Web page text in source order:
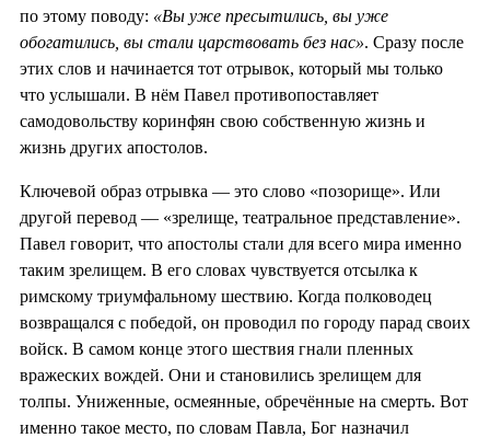
по этому поводу: «Вы уже пресытились, вы уже
обогатились, вы стали царствовать без нас». Сразу после
этих слов и начинается тот отрывок, который мы только
что услышали. В нём Павел противопоставляет
самодовольству коринфян свою собственную жизнь и
жизнь других апостолов.
Ключевой образ отрывка — это слово «позорище». Или
другой перевод — «зрелище, театральное представление».
Павел говорит, что апостолы стали для всего мира именно
таким зрелищем. В его словах чувствуется отсылка к
римскому триумфальному шествию. Когда полководец
возвращался с победой, он проводил по городу парад своих
войск. В самом конце этого шествия гнали пленных
вражеских вождей. Они и становились зрелищем для
толпы. Униженные, осмеянные, обречённые на смерть. Вот
именно такое место, по словам Павла, Бог назначил